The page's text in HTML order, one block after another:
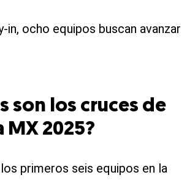
ocho equipos buscan avanzar
son los cruces de
MX 2025?
primeros seis equipos en la